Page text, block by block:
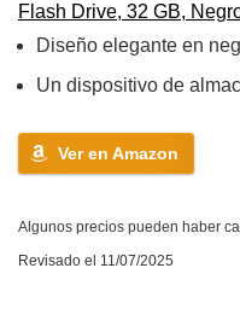
Flash Drive, 32 GB,
Diseño elegante en
Un dispositivo de
Ver en Amazon
Algunos precios pueden haber
Revisado el 11/07/2025